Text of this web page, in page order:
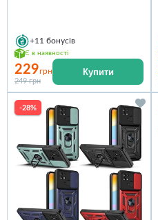
+11 бонусів
Є в наявності
229грн
249 грн
Купити
-28%